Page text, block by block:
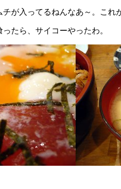
が入ってるねんなあ～。これ
たら、サイコーやったわ。